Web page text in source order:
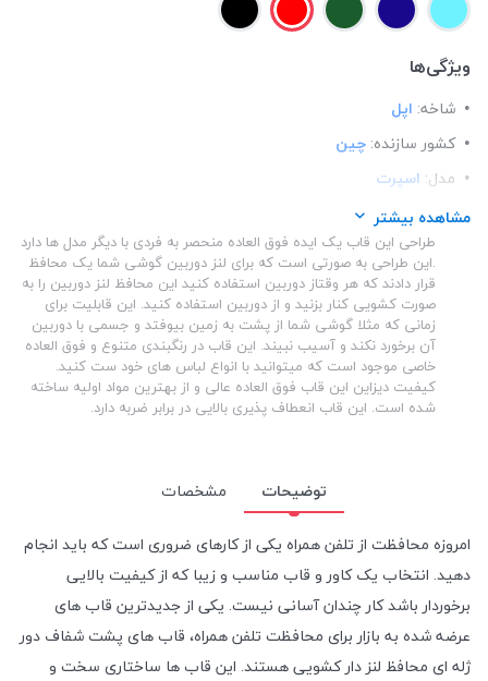
ویژگی‌ها
شاخه: اپل
کشور سازنده: چین
مدل: اسپرت
ساختار: شفاف
ساختار:TPU
مشاهده بیشتر
طراحی این قاب یک ایده فوق العاده منحصر به فردی با دیگر مدل ها دارد
.این طراحی به صورتی است که برای لنز دوربین گوشی شما یک محافظ
قرار دادند که هر وقتاز دوربین استفاده کنید این محافظ لنز دوربین را به
صورت کشویی کنار بزنید و از دوربین استفاده کنید. این قابلیت برای
زمانی که مثلا گوشی شما از پشت به زمین بیوفتد و جسمی با دوربین
آن برخورد نکند و آسیب نبیند. این قاب در رنگبندی متنوع و فوق العاده
خاصی موجود است که میتوانید با انواع لباس های خود ست کنید.
کیفیت دیزاین این قاب فوق العاده عالی و از بهترین مواد اولیه ساخته
شده است. این قاب انعطاف پذیری بالایی در برابر ضربه دارد.
توضیحات
مشخصات
امروزه محافظت از تلفن همراه یکی از کارهای ضروری است که باید انجام
دهید. انتخاب یک کاور و قاب مناسب و زیبا که از کیفیت بالایی
برخوردار باشد کار چندان آسانی نیست. یکی از جدیدترین قاب های
عرضه شده به بازار برای محافظت تلفن همراه، قاب های پشت شفاف دور
ژله ای محافظ لنز دار کشویی هستند. این قاب ها ساختاری سخت و